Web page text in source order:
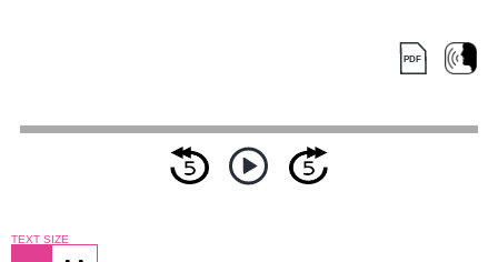
TEXT SIZE